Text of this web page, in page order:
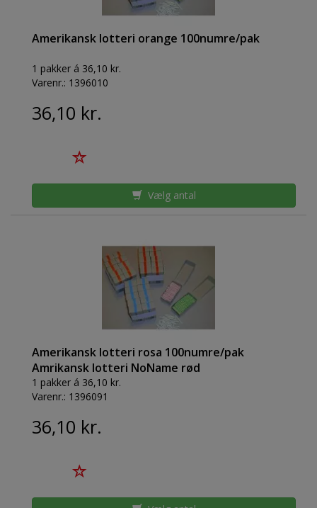
Amerikansk lotteri orange 100numre/pak
1 pakker á 36,10 kr.
Varenr.: 1396010
36,10 kr.
Vælg antal
Amerikansk lotteri rosa 100numre/pak
Amrikansk lotteri NoName rød
1 pakker á 36,10 kr.
Varenr.: 1396091
36,10 kr.